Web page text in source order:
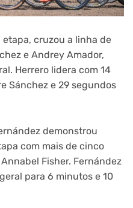
etapa, cruzou a linha de
e Andrey Amador,
Herrero lidera com 14
Sánchez e 29 segundos
demonstrou
com mais de cinco
Fisher. Fernández
para 6 minutos e 10